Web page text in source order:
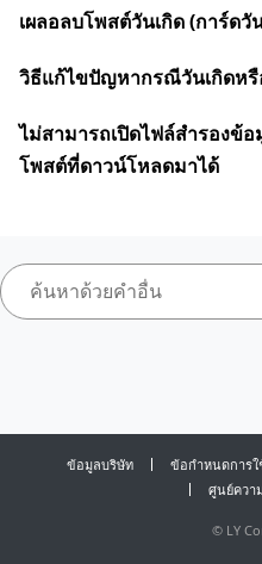
เผลอลบโพสต์วันเกิด (การ์ดวั
วิธีแก้ไขปัญหากรณีวันเกิดหรื
ไม่สามารถเปิดไฟล์สำรองข้
โพสต์ที่ดาวน์โหลดมาได้
ข้อมูลบริษัท ข้อกำหนดการใ
ศูนย์ควา
© LY